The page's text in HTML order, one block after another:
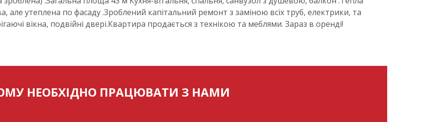
але утеплена по фасаду .Зроблений капітальний ремонт з заміною всіх труб, електрики, та
вікна, подвійні двері.Квартира продається з технікою та меблями. Зараз в оренді!
НЕОБХІДНО ПРАЦЮВАТИ З НАМИ